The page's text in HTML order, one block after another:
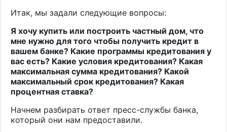
Итак, мы задали следующие вопросы:
Я хочу купить или построить частный дом, что
мне нужно для того чтобы получить кредит в
вашем банке? Какие программы кредитования у
вас есть? Какие условия кредитования? Какая
максимальная сумма кредитования? Какой
максимальный срок кредитования? Какая
процентная ставка?
Начнем разбирать ответ пресс-службы банка,
который они нам предоставили.